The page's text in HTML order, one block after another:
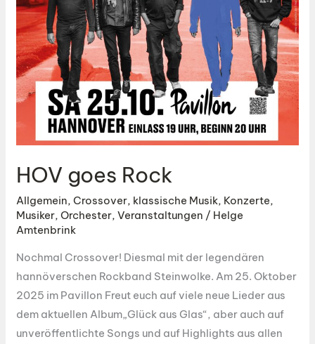
HOV goes Rock
Allgemein,Crossover, klassische Musik, Konzerte,
Musiker,Orchester,Veranstaltungen / Helge
Amtenbrink
Nochmal Crossover! Diesmal mit der legendären
hannöverschen Rockband Steinwolke. Am 25. Oktober
2025 im Pavillon Freut euch auf viele neue Lieder aus
dem aktuellen Album„Glück aus Glas“, aber auch auf
unveröffentlichte Songs und auf Highlights aus allen